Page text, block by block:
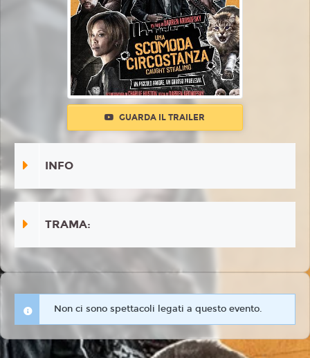
GUARDA IL TRAILER
INFO
TRAMA:
Non ci sono spettacoli legati a questo evento.